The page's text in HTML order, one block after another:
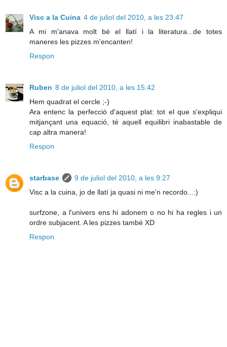
Visc a la Cuina 4 de juliol del 2010, a les 23:47
A mi m'anava molt bé el llatí i la literatura...de totes
maneres les pizzes m'encanten!
Respon
Ruben 8 de juliol del 2010, a les 15:42
Hem quadrat el cercle ;-)
Ara entenc la perfecció d'aquest plat: tot el que s'expliqui
mitjançant una equació, té aquell equilibri inabastable de
cap altra manera!
Respon
starbase
9 de juliol del 2010, a les 9:27
Visc a la cuina, jo de llatí ja quasi ni me'n recordo...:)
surfzone, a l'univers ens hi adonem o no hi ha regles i un
ordre subjacent. A les pizzes també XD
Respon